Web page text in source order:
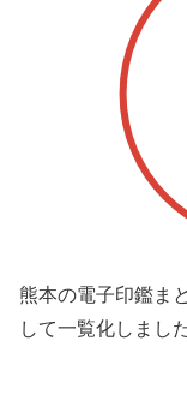
熊本の電子印鑑ま
して一覧化しました